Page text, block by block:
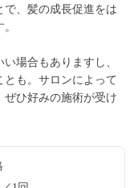
、髪の成長促進をは
場合もありますし、
も。サロンによって
ぜひ好みの施術が受け